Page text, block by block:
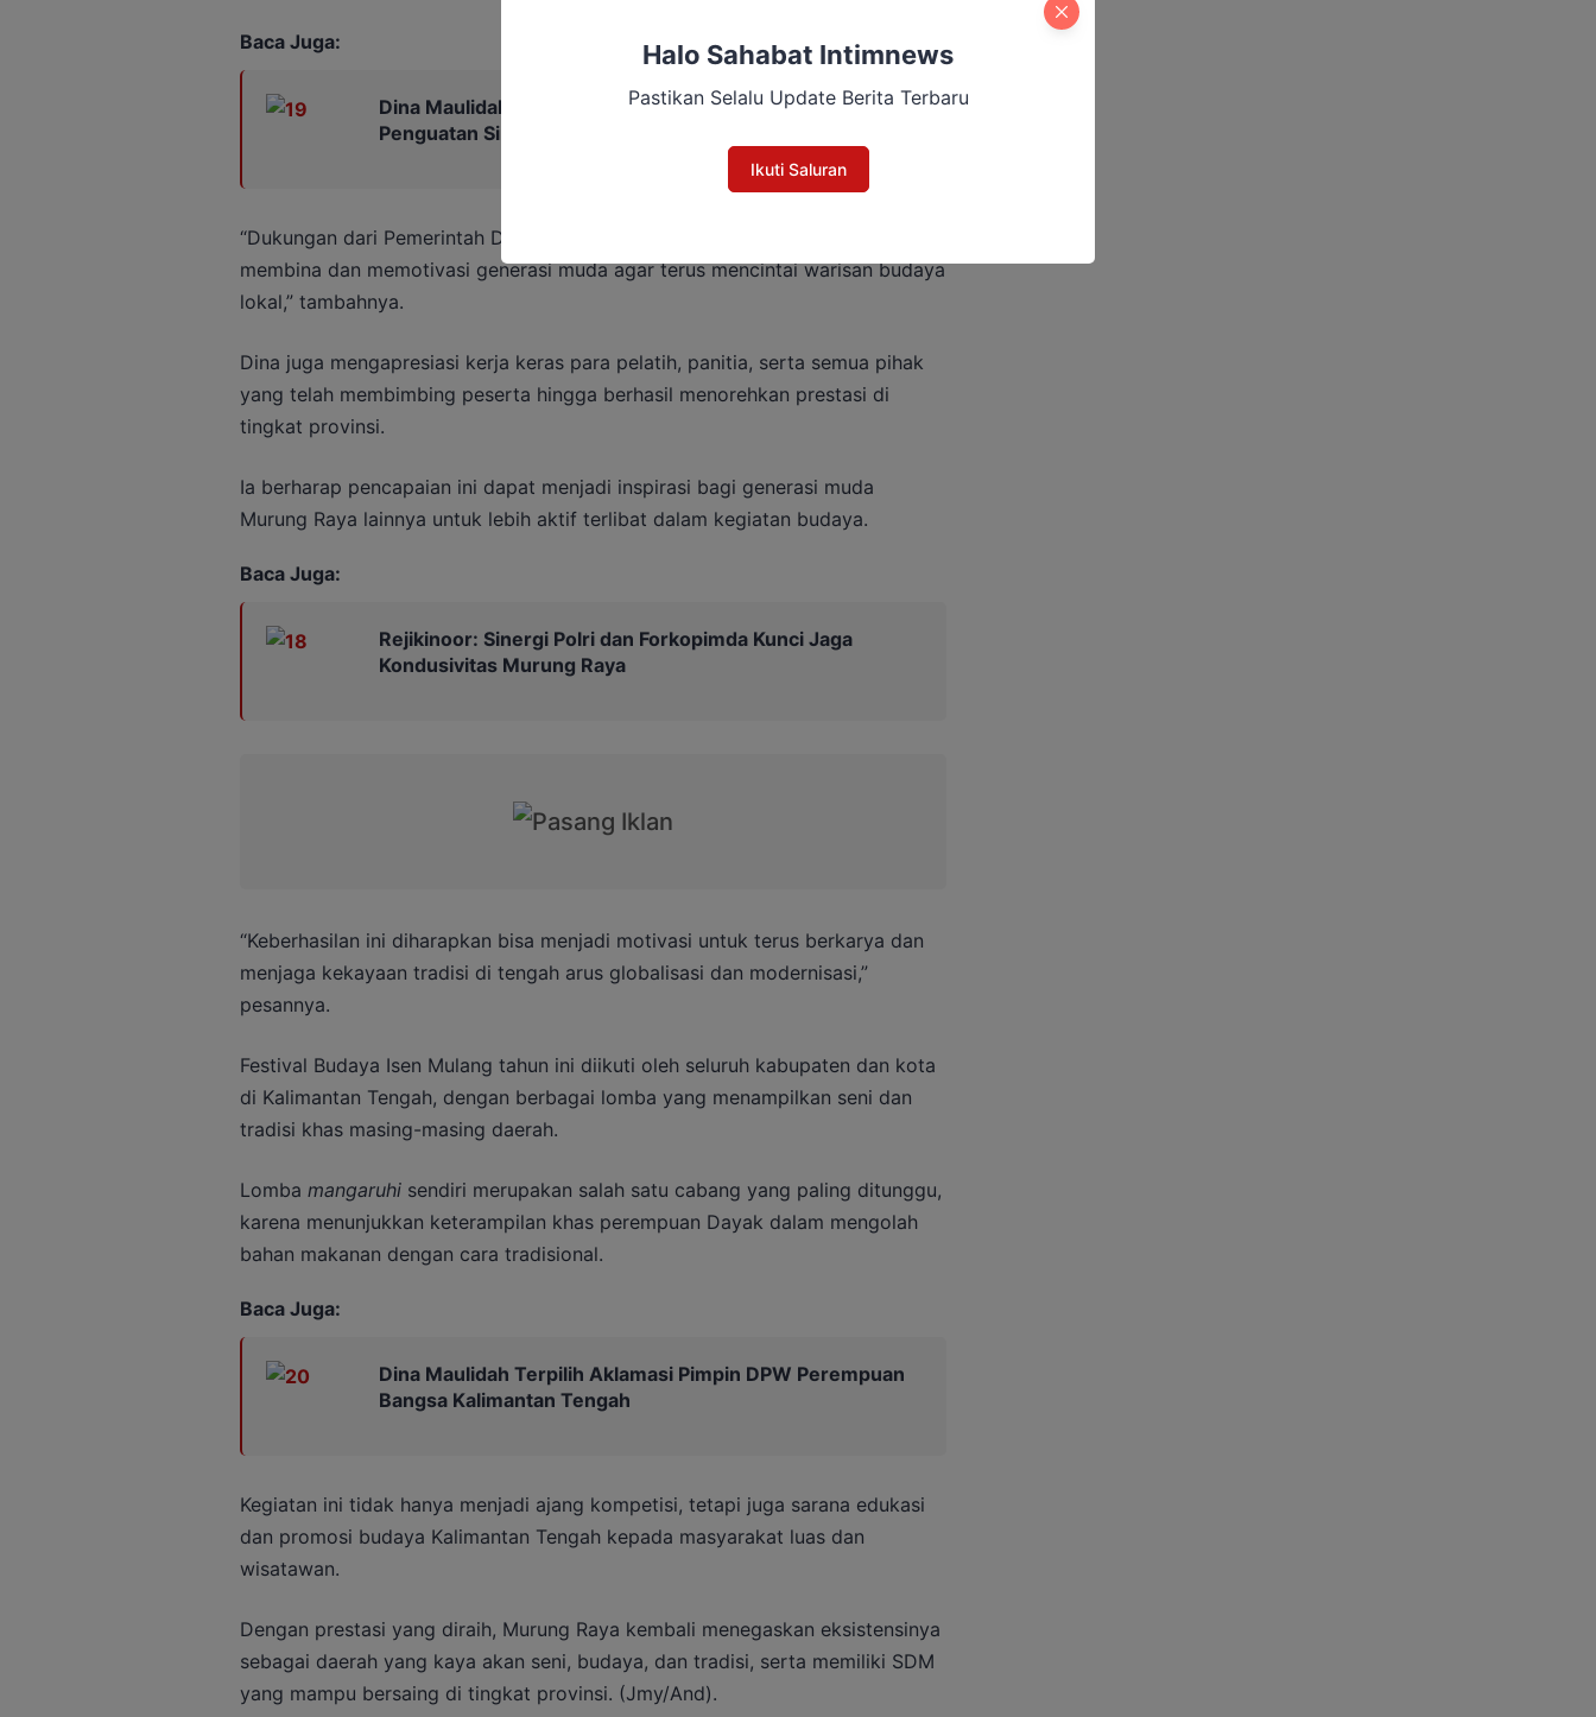
Baca Juga:
Dina Maulidah Sambut Kapolres Baru, Tekankan
Penguatan Sinergi untuk Murung Raya Kondusif
“Dukungan dari Pemerintah Daerah, termasuk DPRD, sangat penting dalam
membina dan memotivasi generasi muda agar terus mencintai warisan budaya
lokal,” tambahnya.
Dina juga mengapresiasi kerja keras para pelatih, panitia, serta semua pihak
yang telah membimbing peserta hingga berhasil menorehkan prestasi di
tingkat provinsi.
Ia berharap pencapaian ini dapat menjadi inspirasi bagi generasi muda
Murung Raya lainnya untuk lebih aktif terlibat dalam kegiatan budaya.
Baca Juga:
Rejikinoor: Sinergi Polri dan Forkopimda Kunci Jaga
Kondusivitas Murung Raya
“Keberhasilan ini diharapkan bisa menjadi motivasi untuk terus berkarya dan
menjaga kekayaan tradisi di tengah arus globalisasi dan modernisasi,”
pesannya.
Festival Budaya Isen Mulang tahun ini diikuti oleh seluruh kabupaten dan kota
di Kalimantan Tengah, dengan berbagai lomba yang menampilkan seni dan
tradisi khas masing-masing daerah.
Lomba mangaruhisendiri merupakan salah satu cabang yang paling ditunggu,
karena menunjukkan keterampilan khas perempuan Dayak dalam mengolah
bahan makanan dengan cara tradisional.
Baca Juga:
Dina Maulidah Terpilih Aklamasi Pimpin DPW Perempuan
Bangsa Kalimantan Tengah
Kegiatan ini tidak hanya menjadi ajang kompetisi, tetapi juga sarana edukasi
dan promosi budaya Kalimantan Tengah kepada masyarakat luas dan
wisatawan.
Dengan prestasi yang diraih, Murung Raya kembali menegaskan eksistensinya
sebagai daerah yang kaya akan seni, budaya, dan tradisi, serta memiliki SDM
yang mampu bersaing di tingkat provinsi. (Jmy/And).
Halo Sahabat Intimnews
Pastikan Selalu Update Berita Terbaru
Ikuti Saluran